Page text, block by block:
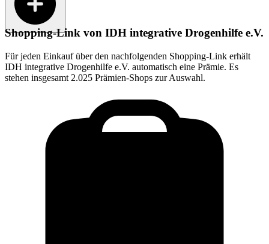
Shopping-Link von IDH integrative Drogenhilfe e.V.
Für jeden Einkauf über den nachfolgenden Shopping-Link erhält
IDH integrative Drogenhilfe e.V. automatisch eine Prämie. Es
stehen insgesamt 2.025 Prämien-Shops zur Auswahl.